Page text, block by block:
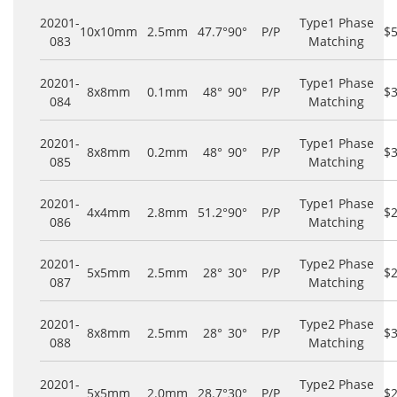
20201-
083
10x10mm 2.5mm 47.7°90° P/P
Type1 Phase
Matching
20201-
084
8x8mm 0.1mm 48° 90° P/P
Type1 Phase
Matching
20201-
085
8x8mm 0.2mm 48° 90° P/P
Type1 Phase
Matching
20201-
086
4x4mm 2.8mm 51.2°90° P/P
Type1 Phase
Matching
20201-
087
5x5mm 2.5mm 28° 30° P/P
Type2 Phase
Matching
20201-
088
8x8mm 2.5mm 28° 30° P/P
Type2 Phase
Matching
20201-
5x5mm 2.0mm 28.7°30° P/P
Type2 Phase